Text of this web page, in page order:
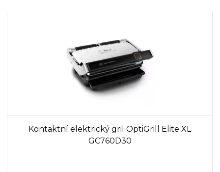
Kontaktní elektrický gril OptiGrill Elite XL
GC760D30